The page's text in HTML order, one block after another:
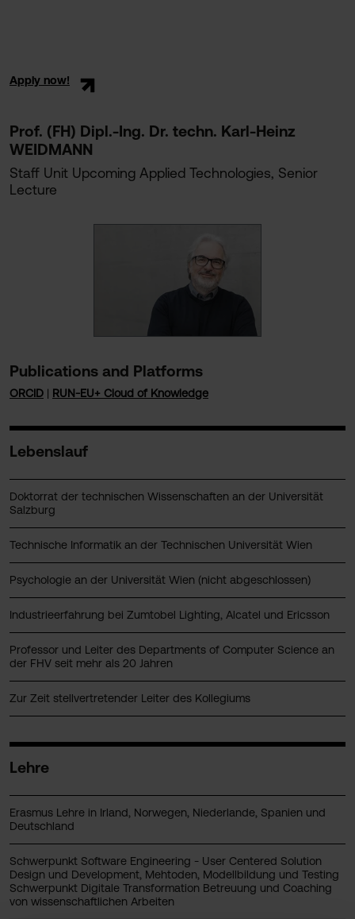
Apply now!
Prof. (FH) Dipl.-Ing. Dr. techn. Karl-Heinz
WEIDMANN
Staff Unit Upcoming Applied Technologies, Senior
Lecture
Publications and Platforms
ORCID | RUN-EU+ Cloud of Knowledge
Lebenslauf
Doktorrat der technischen Wissenschaften an der Universität
Salzburg
Technische Informatik an der Technischen Universität Wien
Psychologie an der Universität Wien (nicht abgeschlossen)
Industrieerfahrung bei Zumtobel Lighting, Alcatel und Ericsson
Professor und Leiter des Departments of Computer Science an
der FHV seit mehr als 20 Jahren
Zur Zeit stellvertretender Leiter des Kollegiums
Lehre
Erasmus Lehre in Irland, Norwegen, Niederlande, Spanien und
Deutschland
Schwerpunkt Software Engineering - User Centered Solution
Design und Development, Mehtoden, Modellbildung und Testing
Schwerpunkt Digitale Transformation Betreuung und Coaching
von wissenschaftlichen Arbeiten